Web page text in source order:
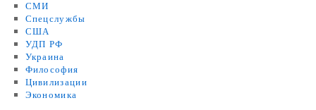
СМИ
Спецслужбы
США
УДП РФ
Украина
Философия
Цивилизации
Экономика